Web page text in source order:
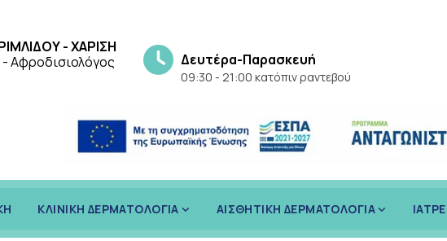
- ΧΑΡΙΣΗ
Αφροδισιολόγος
Δευτέρα-Παρασκευή
09:30 - 21:00 κατόπιν ραντεβού
ΚΛΙΝΙΚΗ ΔΕΡΜΑΤΟΛΟΓΙΑ ΑΙΣΘΗΤΙΚΗ ΔΕΡΜΑΤΟΛΟΓΙΑ